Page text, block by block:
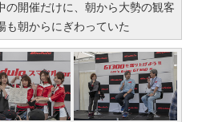
の開催だけに、朝から大勢の観客
も朝からにぎわっていた